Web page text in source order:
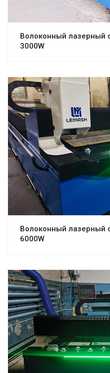
Волоконный лазерный
3000W
Волоконный лазерный
6000W